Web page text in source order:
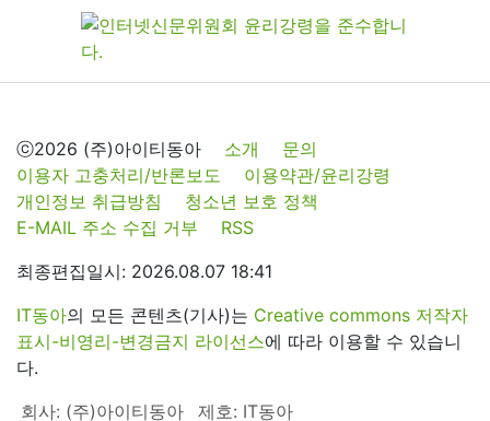
ⓒ2026 (주)아이티동아 소개
문의
이용자 고충처리/반론보도
이용약관/윤리강령
개인정보 취급방침
청소년 보호 정책
E-MAIL 주소 수집 거부
RSS
최종편집일시: 2026.08.07 18:41
IT동아의 모든 콘텐츠(기사)는 Creative commons 저작자
표시-비영리-변경금지 라이선스에 따라 이용할 수 있습니
다.
회사: (주)아이티동아
제호: IT동아